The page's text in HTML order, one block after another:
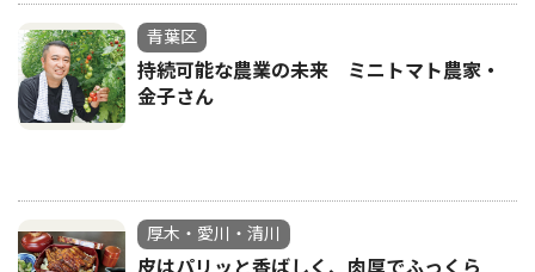
青葉区
持続可能な農業の未来 ミニトマト農家・
金子さん
厚木・愛川・清川